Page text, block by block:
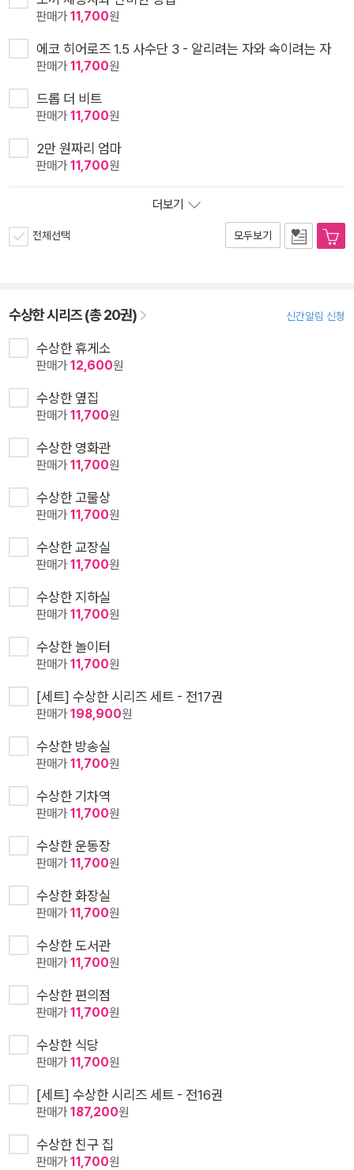
판매가11,700원
에코 히어로즈 1.5 사수단 3 - 알리려는 자와 속이려는 자
판매가11,700원
드롭 더 비트
판매가11,700원
2만 원짜리 엄마
판매가11,700원
더보기
전체선택 모두보기
수상한 시리즈 (총 20권) 신간알림 신청
수상한 휴게소
판매가12,600원
수상한 옆집
판매가11,700원
수상한 영화관
판매가11,700원
수상한 고물상
판매가11,700원
수상한 교장실
판매가11,700원
수상한 지하실
판매가11,700원
수상한 놀이터
판매가11,700원
[세트] 수상한 시리즈 세트 - 전17권
판매가198,900원
수상한 방송실
판매가11,700원
수상한 기차역
판매가11,700원
수상한 운동장
판매가11,700원
수상한 화장실
판매가11,700원
수상한 도서관
판매가11,700원
수상한 편의점
판매가11,700원
수상한 식당
판매가11,700원
[세트] 수상한 시리즈 세트 - 전16권
판매가187,200원
수상한 친구 집
판매가11,700원